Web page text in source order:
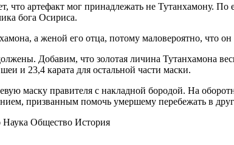
что артефакт мог принадлежать не Тутанхамону.
бога Осириса.
а женой его отца, потому маловероятно, что
Добавим, что золотая личина Тутанхамона
и 23,4 карата для остальной части маски.
маску правителя с накладной бородой. На
призванным помочь умершему перебежать в
Общество История